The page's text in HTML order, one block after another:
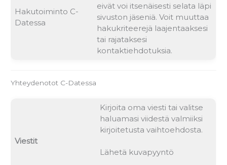
Hakutoiminto C-
Datessa
eivät voi itsenäisesti selata läpi
sivuston jäseniä. Voit muuttaa
hakukriteerejä laajentaaksesi
tai rajataksesi
kontaktiehdotuksia.
Yhteydenotot C-Datessa
Viestit
Kirjoita oma viesti tai valitse
haluamasi viidestä valmiiksi
kirjoitetusta vaihtoehdosta.
Lähetä kuvapyyntö